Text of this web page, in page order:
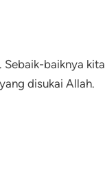
Sebaik-baiknya kita
disukai Allah.